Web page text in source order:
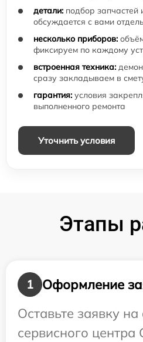
детали: подбор
обсуждается с вами
несколько приборов:
фиксируем по каждому
встроенная техника:
сразу закладываем в
гарантия: условия
выполненного ремонта
Уточнить условия
Этапы
1
Оформление
Оставьте заявку на
сервисного центра